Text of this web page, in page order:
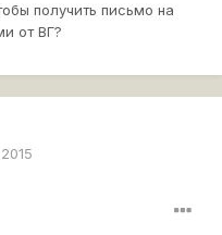
получить письмо на
от ВГ?